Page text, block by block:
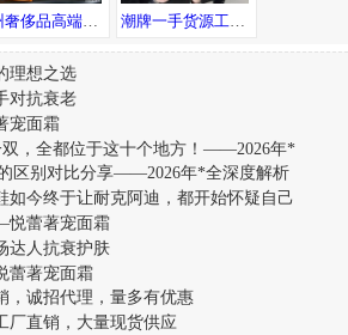
广州奢侈品高端。男鞋，包包，手表，工厂，可一件代发，可发送全国。 潮牌一手货源工厂直销全国免费招代理七天无理由退换诚接批发淘宝供货
理想之选
对抗衰老
宠面霜
双，全都位于这十个地方！——2026年*
区别对比分享——2026年*全深度解析
如今终于让耐克阿迪，都开始怀疑自己
蕾著宠面霜
达人抗衰护肤
著宠面霜
，诚招代理，量多有优惠
厂直销，大量现货供应